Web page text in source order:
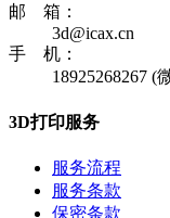
邮 箱：
3d@icax.cn
手 机：
18925268267 (
3D打印服务
服务流程
服务条款
保密条款